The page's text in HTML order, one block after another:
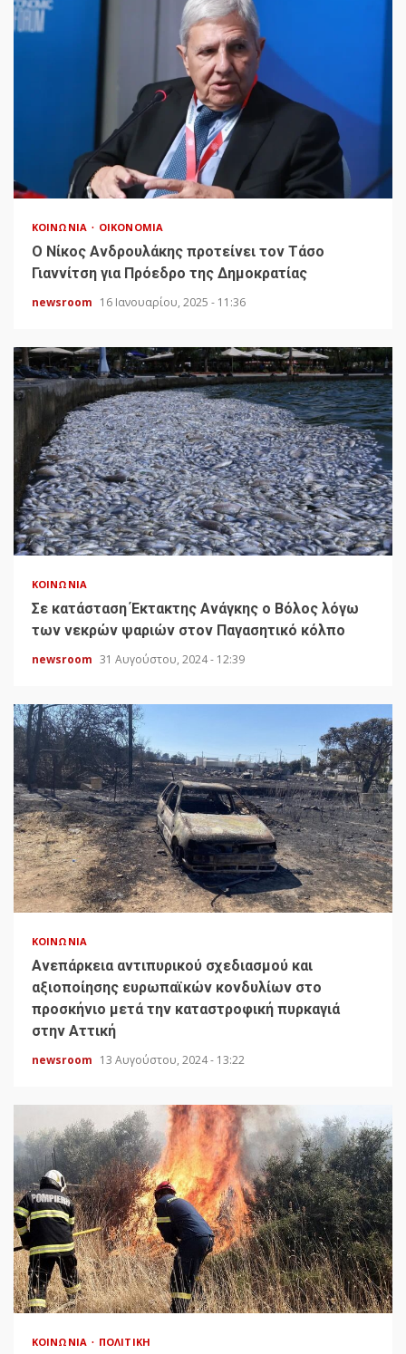
ΚΟΙΝΩΝΊΑ ΟΙΚΟΝΟΜΊΑ
Ο Νίκος Ανδρουλάκης προτείνει τον Τάσο
Γιαννίτση για Πρόεδρο της Δημοκρατίας
newsroom 16 Ιανουαρίου, 2025 - 11:36
ΚΟΙΝΩΝΊΑ
Σε κατάσταση Έκτακτης Ανάγκης ο Βόλος λόγω
των νεκρών ψαριών στον Παγασητικό κόλπο
newsroom 31 Αυγούστου, 2024 - 12:39
ΚΟΙΝΩΝΊΑ
Ανεπάρκεια αντιπυρικού σχεδιασμού και
αξιοποίησης ευρωπαϊκών κονδυλίων στο
προσκήνιο μετά την καταστροφική πυρκαγιά
στην Αττική
newsroom 13 Αυγούστου, 2024 - 13:22
ΚΟΙΝΩΝΊΑ ΠΟΛΙΤΙΚΉ